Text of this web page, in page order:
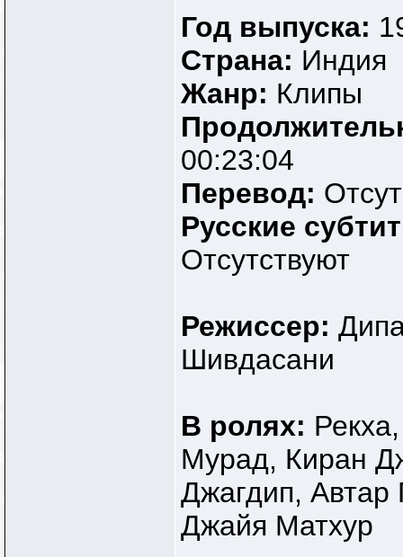
Год выпуска:
Страна: Индия
Жанр: Клипы
00:23:04
Перевод:
Русские
Отсутствуют
Режиссер:
Шивдасани
В ролях:
Мурад, Киран
Джагдип,
Джайя Матхур